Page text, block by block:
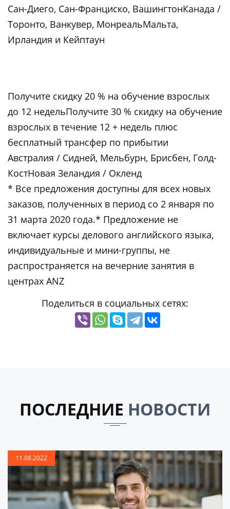
Сан-Диего, Сан-Франциско, ВашингтонКанада /
Торонто, Ванкувер, МонреальМальта,
Ирландия и Кейптаун
Получите скидку 20 % на обучение взрослых
до 12 недельПолучите 30 % скидку на обучение
взрослых в течение 12 + недель плюс
бесплатный трансфер по прибытии
Австралия / Сидней, Мельбурн, Брисбен, Голд-
КостНовая Зеландия / Окленд
* Все предложения доступны для всех новых
заказов, полученных в период со 2 января по
31 марта 2020 года.* Предложение не
включает курсы делового английского языка,
индивидуальные и мини-группы, не
распространяется на вечерние занятия в
центрах ANZ
Поделиться в социальных сетях:
ПОСЛЕДНИЕ НОВОСТИ
11.08.2022